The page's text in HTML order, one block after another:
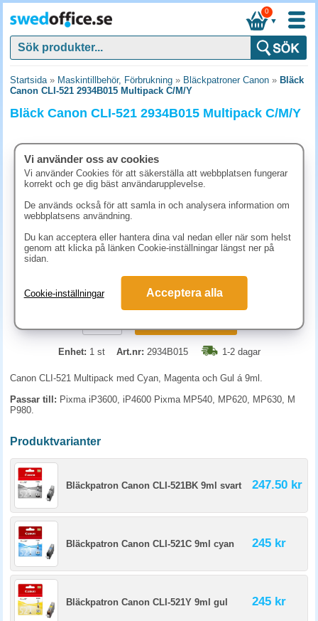
▼
0
Startsida» Maskintillbehör, Förbrukning » Bläckpatroner Canon » Bläck
Canon CLI-521 2934B015 Multipack C/M/Y
Bläck Canon CLI-521 2934B015 Multipack C/M/Y
592.50 kr (inkl. moms)
Enhet: 1 st Art.nr: 2934B015 1-2 dagar
Canon CLI-521 Multipack med Cyan, Magenta och Gul á 9ml.
Passar till: Pixma iP3600, iP4600 Pixma MP540, MP620, MP630, M
P980.
Produktvarianter
Bläckpatron Canon CLI-521BK 9ml svart 247.50 kr
Bläckpatron Canon CLI-521C 9ml cyan 245 kr
Bläckpatron Canon CLI-521Y 9ml gul 245 kr
Vi använder oss av cookies
Vi använder Cookies för att säkerställa att webbplatsen fungerar
korrekt och ge dig bäst användarupplevelse.
De används också för att samla in och analysera information om
webbplatsens användning.
Du kan acceptera eller hantera dina val nedan eller när som helst
genom att klicka på länken Cookie-inställningar längst ner på
sidan.
Cookie-inställningar Acceptera alla